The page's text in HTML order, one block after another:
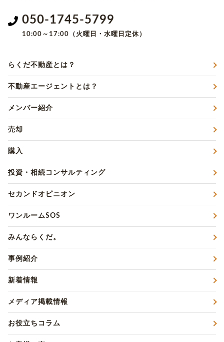
050-1745-5799
10:00～17:00（火曜日・水曜日定休）
らくだ不動産とは？
不動産エージェントとは？
メンバー紹介
売却
購入
投資・相続コンサルティング
セカンドオピニオン
ワンルームSOS
みんならくだ。
事例紹介
新着情報
メディア掲載情報
お役立ちコラム